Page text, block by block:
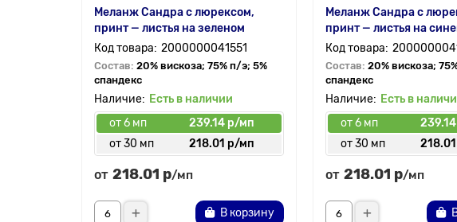
Меланж Сандра с люрексом,
принт — листья на зеленом
2000000041551
Состав: 20% вискоза; 75% п/э; 5%
спандекс
Есть в наличии
от 6 мп
239.14 р/мп
от 30 мп
218.01 р/мп
от 218.01 р/мп
В корзину
Меланж Сандра с
принт — листья на
Состав: 20% вискоза;
спандекс
Есть в
от 6 мп
от 30 мп
от 218.01 р/мп